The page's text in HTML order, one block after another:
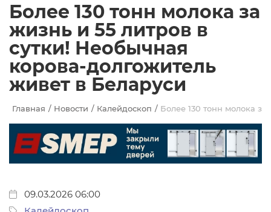
Более 130 тонн молока за
жизнь и 55 литров в
сутки! Необычная
корова-долгожитель
живет в Беларуси
Главная Новости Калейдоскоп Более 130 тонн молока
09.03.2026 06:00